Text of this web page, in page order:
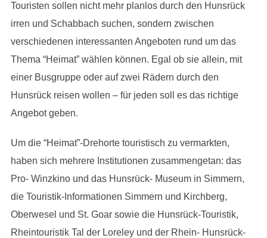
Touristen sollen nicht mehr planlos durch den Hunsrück
irren und Schabbach suchen, sondern zwischen
verschiedenen interessanten Angeboten rund um das
Thema “Heimat” wählen können. Egal ob sie allein, mit
einer Busgruppe oder auf zwei Rädern durch den
Hunsrück reisen wollen – für jeden soll es das richtige
Angebot geben.
Um die “Heimat”-Drehorte touristisch zu vermarkten,
haben sich mehrere Institutionen zusammengetan: das
Pro- Winzkino und das Hunsrück- Museum in Simmern,
die Touristik-Informationen Simmern und Kirchberg,
Oberwesel und St. Goar sowie die Hunsrück-Touristik,
Rheintouristik Tal der Loreley und der Rhein- Hunsrück-